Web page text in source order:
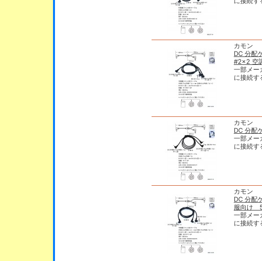
カモン
DC 分配
#2×2 空
一部メー
に接続す
カモン
DC 分配
一部メー
に接続す
カモン
DC 分配
服向け
一部メー
に接続す